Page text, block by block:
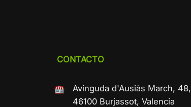
CONTACTO
Avinguda d'Ausiàs March, 48,
46100 Burjassot, Valencia